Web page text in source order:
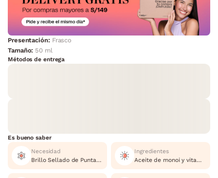
Presentación: Frasco
Tamaño: 50 ml
Métodos de entrega
Es bueno saber
Necesidad
Brillo Sellado de Puntas Filtro UV
Ingredientes
Aceite de monoi y vitamina E